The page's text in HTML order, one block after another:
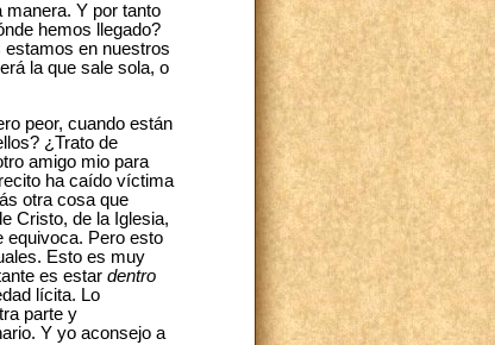
manera. Y por tanto
hemos llegado?
estamos en nuestros
la que sale sola, o
peor, cuando están
¿Trato de
amigo mio para
ha caído víctima
otra cosa que
Cristo, de la Iglesia,
equivoca. Pero esto
Esto es muy
es estar dentro
lícita. Lo
parte y
Y yo aconsejo a